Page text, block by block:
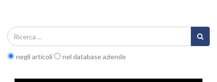
negli articoli nel database aziende